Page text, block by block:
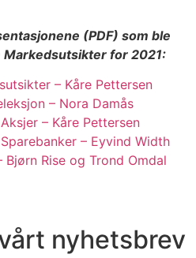
(PDF) som ble
for 2021:
– Kåre Pettersen
– Nora Damås
– Kåre Pettersen
– Eyvind Width
Bjørn Rise og Trond Omdal
nyhetsbrev